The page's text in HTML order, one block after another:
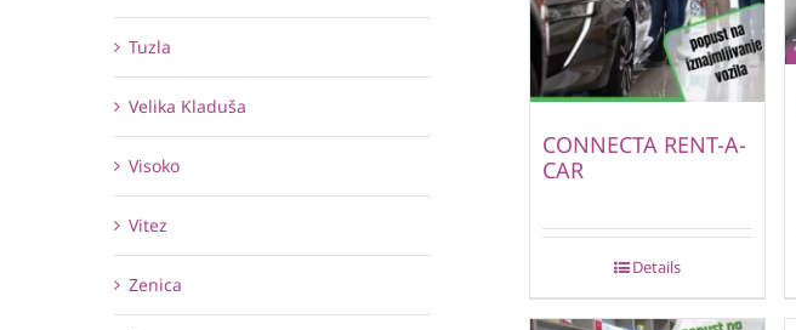
CONNECTA RENT-A-
CAR
Details
Tuzla
Velika Kladuša
Visoko
Vitez
Zenica